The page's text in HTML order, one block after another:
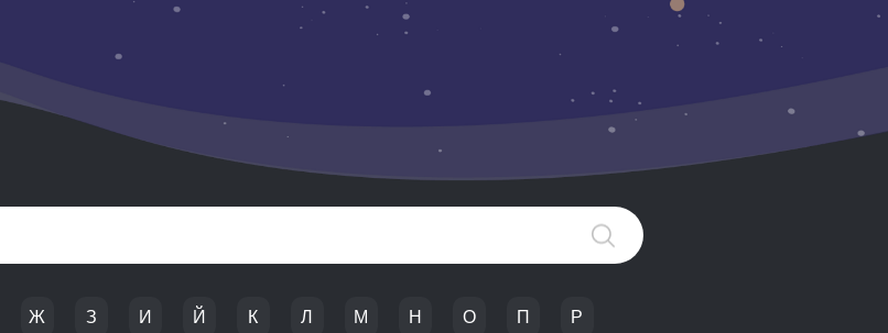
Ж З И Й К Л М Н О П Р